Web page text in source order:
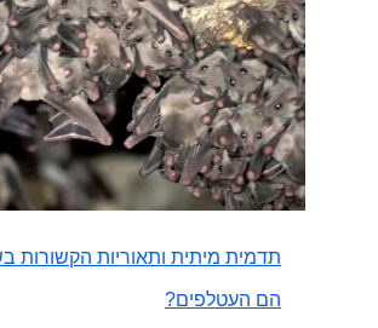
תדמית מיתית ותאוריות הקשורות
הם העטלפים?